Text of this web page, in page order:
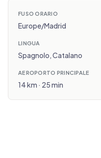
FUSO ORARIO
Europe/Madrid
LINGUA
Spagnolo, Catalano
AEROPORTO PRINCIPALE
14 km · 25 min